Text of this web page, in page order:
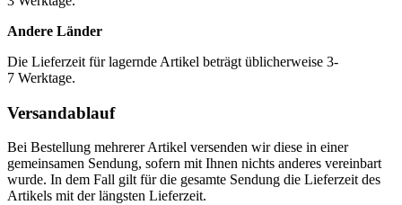
Andere Länder
Die Lieferzeit für lagernde Artikel beträgt üblicherweise 3-
7 Werktage.
Versandablauf
Bei Bestellung mehrerer Artikel versenden wir diese in einer
gemeinsamen Sendung, sofern mit Ihnen nichts anderes vereinbart
wurde. In dem Fall gilt für die gesamte Sendung die Lieferzeit des
Artikels mit der längsten Lieferzeit.